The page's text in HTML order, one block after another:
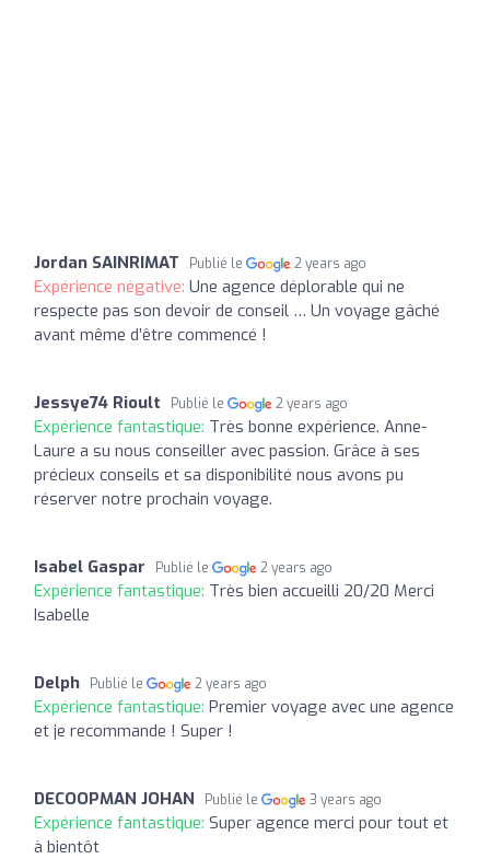
Jordan SAINRIMAT Publié le 2 years ago
Expérience négative: Une agence déplorable qui ne
respecte pas son devoir de conseil … Un voyage gâché
avant même d’être commencé !
Jessye74 Rioult Publié le 2 years ago
Expérience fantastique: Très bonne expérience. Anne-
Laure a su nous conseiller avec passion. Grâce à ses
précieux conseils et sa disponibilité nous avons pu
réserver notre prochain voyage.
Isabel Gaspar Publié le 2 years ago
Expérience fantastique: Très bien accueilli 20/20 Merci
Isabelle
Delph Publié le 2 years ago
Expérience fantastique: Premier voyage avec une agence
et je recommande ! Super !
DECOOPMAN JOHAN Publié le 3 years ago
Expérience fantastique: Super agence merci pour tout et
à bientôt